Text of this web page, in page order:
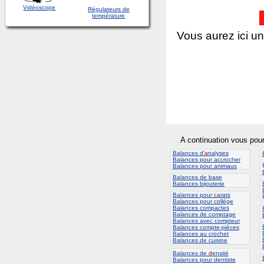
Vidéoscope
Régulateurs de
température
Vous aurez ici
A continuation vous
Balances d'analyses
Balances pour accrocher
Balances pour animaux
Balances de base
Balances bijouterie
Balances pourcarats
Balances pour collège
Balances compactes
Balances de comptage
Balances avec compteur
Balances compte-pièces
Balances au crochet
Balances de cuisine
Balances de densité
Balances pour dentiste